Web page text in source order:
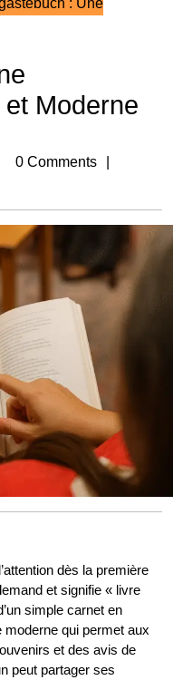
: Une
Moderne
0 Comments
dès la première
et signifie « livre
simple carnet en
moderne qui permet aux
et des avis de
peut partager ses